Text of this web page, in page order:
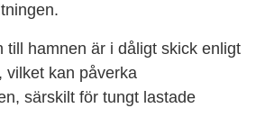
till hamnen är i dåligt skick enligt
vilket kan påverka
särskilt för tungt lastade